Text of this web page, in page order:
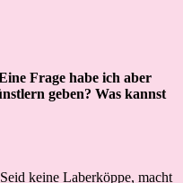
Frage habe ich aber
geben? Was kannst
keine Laberköppe, macht